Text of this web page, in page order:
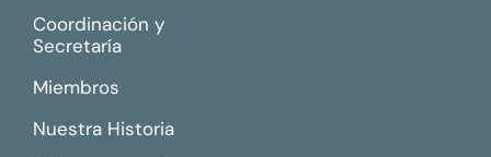
Coordinación y
Secretaría
Miembros
Nuestra Historia